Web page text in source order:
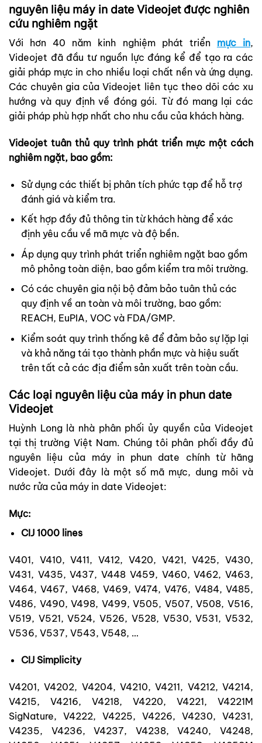
nguyên liệu máy in date Videojet được nghiên
cứu nghiêm ngặt
Với hơn 40 năm kinh nghiệm phát triển mực in,
Videojet đã đầu tư nguồn lực đáng kể để tạo ra các
giải pháp mực in cho nhiều loại chất nền và ứng dụng.
Các chuyên gia của Videojet liên tục theo dõi các xu
hướng và quy định về đóng gói. Từ đó mang lại các
giải pháp phù hợp nhất cho nhu cầu của khách hàng.
Videojet tuân thủ quy trình phát triển mực một cách
nghiêm ngặt, bao gồm:
Sử dụng các thiết bị phân tích phức tạp để hỗ trợ
đánh giá và kiểm tra.
Kết hợp đầy đủ thông tin từ khách hàng để xác
định yêu cầu về mã mực và độ bền.
Áp dụng quy trình phát triển nghiêm ngặt bao gồm
mô phỏng toàn diện, bao gồm kiểm tra môi trường.
Có các chuyên gia nội bộ đảm bảo tuân thủ các
quy định về an toàn và môi trường, bao gồm:
REACH, EuPIA, VOC và FDA/GMP.
Kiểm soát quy trình thống kê để đảm bảo sự lặp lại
và khả năng tái tạo thành phần mực và hiệu suất
trên tất cả các địa điểm sản xuất trên toàn cầu.
Các loại nguyên liệu của máy in phun date
Videojet
Huỳnh Long là nhà phân phối ủy quyền của Videojet
tại thị trường Việt Nam. Chúng tôi phân phối đầy đủ
nguyên liệu của máy in phun date chính từ hãng
Videojet. Dưới đây là một số mã mực, dung môi và
nước rửa của máy in date Videojet:
Mực:
CIJ 1000 lines
V401, V410, V411, V412, V420, V421, V425, V430,
V431, V435, V437, V448 V459, V460, V462, V463,
V464, V467, V468, V469, V474, V476, V484, V485,
V486, V490, V498, V499, V505, V507, V508, V516,
V519, V521, V524, V526, V528, V530, V531, V532,
V536, V537, V543, V548, …
CIJ Simplicity
V4201, V4202, V4204, V4210, V4211, V4212, V4214,
V4215, V4216, V4218, V4220, V4221, V4221M
SigNature, V4222, V4225, V4226, V4230, V4231,
V4235, V4236,V4237, V4238, V4240, V4248,